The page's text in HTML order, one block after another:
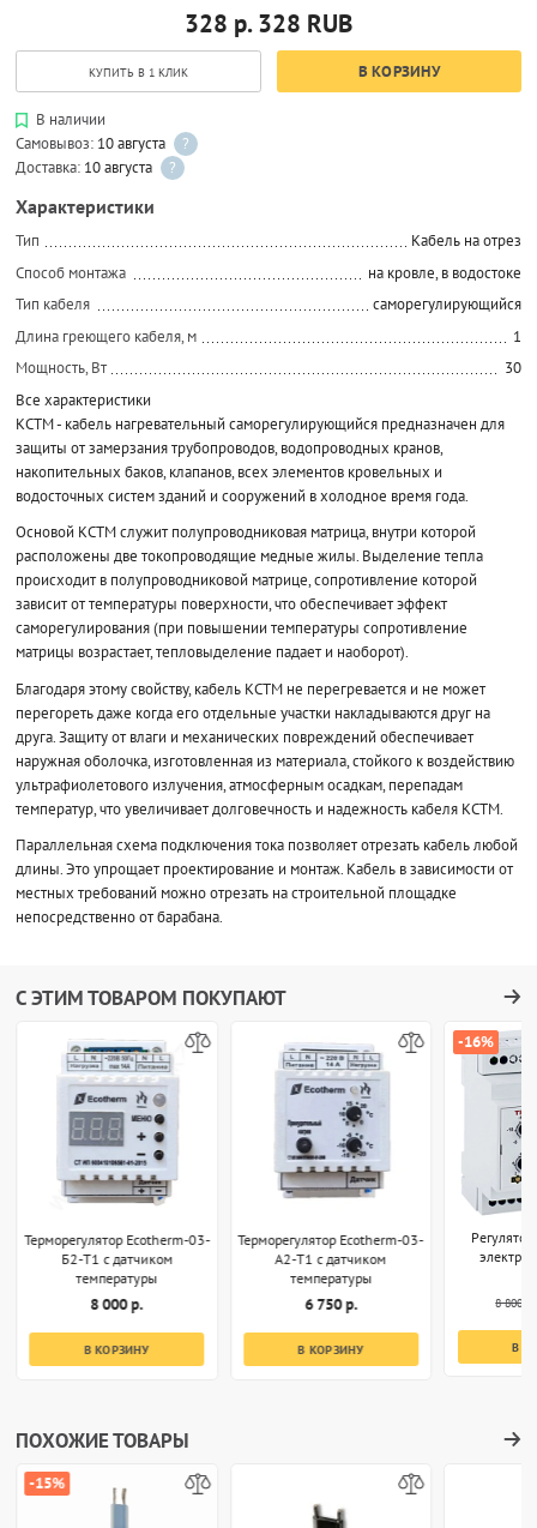
328 р. 328 RUB
КУПИТЬ В 1 КЛИК В КОРЗИНУ
В наличии
Самовывоз: 10 августа
?
Доставка: 10 августа ?
Характеристики
Тип
Кабель на отрез
Способ монтажа
на кровле, в водостоке
Тип кабеля
саморегулирующийся
Длина греющего кабеля, м
1
Мощность, Вт
30
Все характеристики
КСТМ - кабель нагревательный саморегулирующийся предназначен для
защиты от замерзания трубопроводов, водопроводных кранов,
накопительных баков, клапанов, всех элементов кровельных и
водосточных систем зданий и сооружений в холодное время года.
Основой КСТМ служит полупроводниковая матрица, внутри которой
расположены две токопроводящие медные жилы. Выделение тепла
происходит в полупроводниковой матрице, сопротивление которой
зависит от температуры поверхности, что обеспечивает эффект
саморегулирования (при повышении температуры сопротивление
матрицы возрастает, тепловыделение падает и наоборот).
Благодаря этому свойству, кабель КСТМ не перегревается и не может
перегореть даже когда его отдельные участки накладываются друг на
друга. Защиту от влаги и механических повреждений обеспечивает
наружная оболочка, изготовленная из материала, стойкого к воздействию
ультрафиолетового излучения, атмосферным осадкам, перепадам
температур, что увеличивает долговечность и надежность кабеля КСТМ.
Параллельная схема подключения тока позволяет отрезать кабель любой
длины. Это упрощает проектирование и монтаж. Кабель в зависимости от
местных требований можно отрезать на строительной площадке
непосредственно от барабана.
С ЭТИМ ТОВАРОМ ПОКУПАЮТ
Терморегулятор Ecotherm-03-
Б2-T1 с датчиком
температуры
8 000 р.
В КОРЗИНУ
Терморегулятор Ecotherm-03-
А2-T1 с датчиком
температуры
6 750 р.
В КОРЗИНУ
-16%
8 800 р.
В
ПОХОЖИЕ ТОВАРЫ
-15%